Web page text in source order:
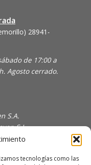
tecnologías como las
28941-
de 17:00 a
Agosto cerrado.
S.A.
S.L.